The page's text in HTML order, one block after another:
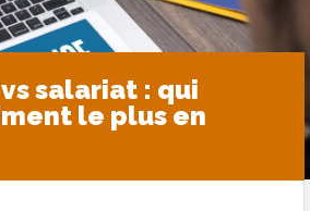
salariat : qui
le plus en